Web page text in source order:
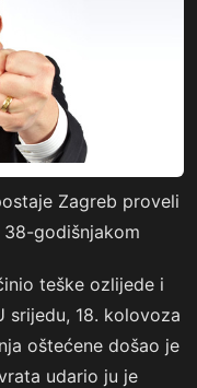
Zagreb proveli
godišnjakom
teške ozlijede i
srijedu, 18. kolovoza
oštećene došao je
udario ju je